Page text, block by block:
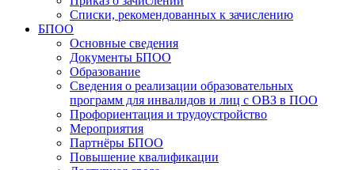
Списки, рекомендованных к зачислению
БПОО
Основные сведения
Документы БПОО
Образование
Сведения о реализации образовательных
программ для инвалидов и лиц с ОВЗ в ПОО
Профориентация и трудоустройство
Мероприятия
Партнёры БПОО
Повышение квалификации